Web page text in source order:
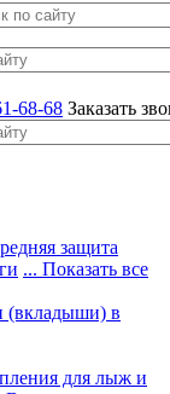
68-68 Заказать
защита
... Показать все
(вкладыши) в
для лыж и